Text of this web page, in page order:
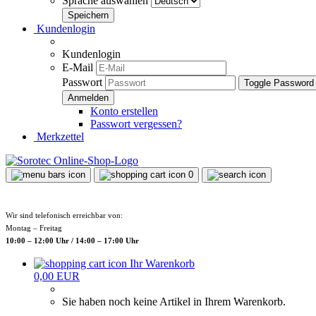
Kundenlogin
Kundenlogin
E-Mail
Passwort
Toggle
Konto erstellen
Passwort vergessen?
Merkzettel
0
Wir sind telefonisch erreichbar von:
Montag – Freitag
10:00 – 12:00 Uhr / 14:00 – 17:00 Uhr
Ihr Warenkorb
0,00 EUR
Sie haben noch keine Artikel in Ihrem Warenkorb.